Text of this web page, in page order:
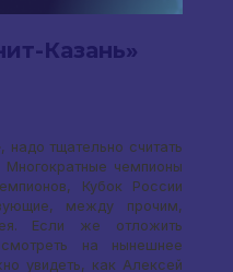
Казань»
надо тщательно считать
Многократные чемпионы
Кубок России
между прочим,
Если же отложить
на нынешнее
увидеть, как Алексей